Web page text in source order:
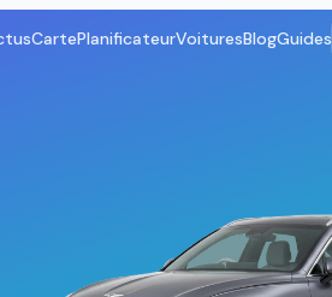
CartePlanificateurVoituresBlogGuides